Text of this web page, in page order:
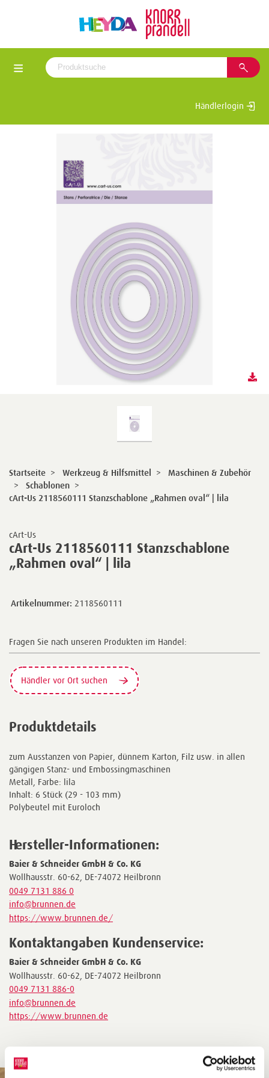
Händlerlogin
cArt-Us
cArt-Us 2118560111 Stanzschablone
„Rahmen oval“ | lila
Startseite > Werkzeug & Hilfsmittel >
Maschinen & Zubehör
>
Schablonen >
cArt-Us 2118560111 Stanzschablone „Rahmen oval“ | lila
Artikelnummer: 2118560111
Fragen Sie nach unseren Produkten im Handel:
Händler vor Ort suchen
Produktdetails
zum Ausstanzen von Papier, dünnem Karton, Filz usw. in allen
gängigen Stanz- und Embossingmaschinen
Metall, Farbe: lila
Inhalt: 6 Stück (29 - 103 mm)
Polybeutel mit Euroloch
Hersteller-Informationen:
Baier & Schneider GmbH & Co. KG
Wollhausstr. 60-62, DE-74072 Heilbronn
0049 7131 886 0
info@brunnen.de
https://www.brunnen.de/
Kontaktangaben Kundenservice:
Baier & Schneider GmbH & Co. KG
Wollhausstr. 60-62, DE-74072 Heilbronn
0049 7131 886-0
info@brunnen.de
https://www.brunnen.de